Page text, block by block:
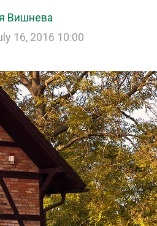
Вишнева
16, 2016 10:00